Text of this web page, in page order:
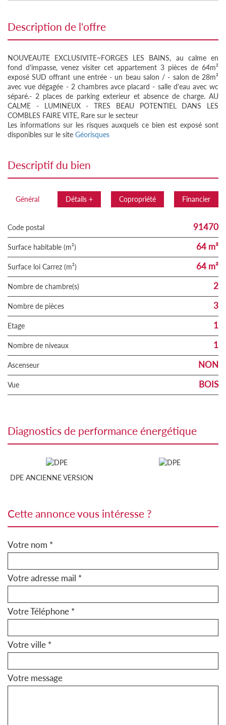
description de l'offre
NOUVEAUTE EXCLUSIVITE~FORGES LES BAINS, au calme en
fond d'impasse, venez visiter cet appartement 3 pièces de 64m²
exposé SUD offrant une entrée - un beau salon / - salon de 28m²
avec vue dégagée - 2 chambres avce placard - salle d'eau avec wc
séparé.- 2 places de parking exterieur et absence de charge. AU
CALME - LUMINEUX - TRES BEAU POTENTIEL DANS LES
COMBLES FAIRE VITE, Rare sur le secteur
Les informations sur les risques auxquels ce bien est exposé sont
disponibles sur le site Géorisques
descriptif du bien
Général Détails + Copropriété Financier
Code postal 91470
Surface habitable (m²) 64 m²
Surface loi Carrez (m²) 64 m²
Nombre de chambre(s) 2
Nombre de pièces 3
Etage 1
Nombre de niveaux 1
Ascenseur NON
Vue BOIS
diagnostics de performance énergétique
DPE ANCIENNE VERSION
cette annonce vous intéresse ?
Votre nom *
Votre adresse mail *
Votre Téléphone *
Votre ville *
Votre message